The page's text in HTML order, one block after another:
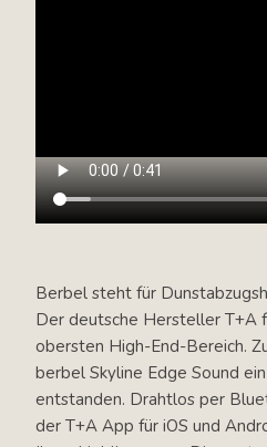
Berbel steht für
Der deutsche Hersteller T+A
obersten High-End-Bereich.
berbel Skyline Edge Sound
entstanden. Drahtlos per
der T+A App für iOS und